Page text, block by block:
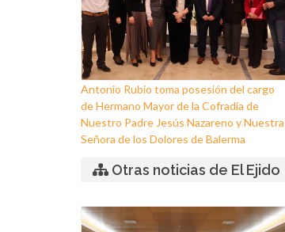
Antonio Rubio toma posesión del cargo
de Hermano Mayor de la Cofradía de
Nuestro Padre Jesús Nazareno y Nuestra
Señora de los Dolores de Balerma
Otras noticias de El Ejido